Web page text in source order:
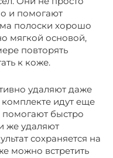
и помогают
полоски хорошо
мягкой основой,
повторять
к коже.
удаляют даже
идут еще
быстро
же удаляют
сохраняется на
можно встретить